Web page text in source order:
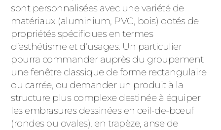
sont personnalisées avec une variété de
matériaux (aluminium, PVC, bois) dotés de
propriétés spécifiques en termes
d’esthétisme et d’usages. Un particulier
pourra commander auprès du groupement
une fenêtre classique de forme rectangulaire
ou carrée, ou demander un produit à la
structure plus complexe destinée à équiper
les embrasures dessinées en œil-de-bœuf
(rondes ou ovales), en trapèze, anse de